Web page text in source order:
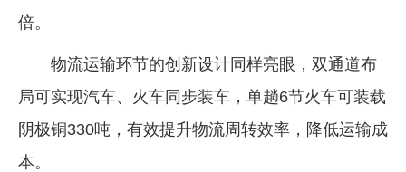
倍。
物流运输环节的创新设计同样亮眼，双通道布
局可实现汽车、火车同步装车，单趟6节火车可装载
阴极铜330吨，有效提升物流周转效率，降低运输成
本。